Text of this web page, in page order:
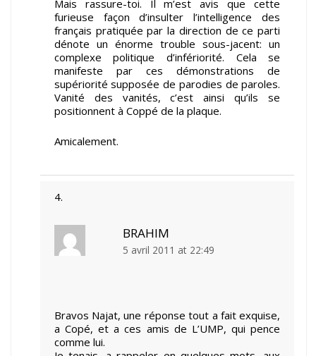
Mais rassure-toi. Il m’est avis que cette
furieuse façon d’insulter l’intelligence des
français pratiquée par la direction de ce parti
dénote un énorme trouble sous-jacent: un
complexe politique d’infériorité. Cela se
manifeste par ces démonstrations de
supériorité supposée de parodies de paroles.
Vanité des vanités, c’est ainsi qu’ils se
positionnent à Coppé de la plaque.
Amicalement.
BRAHIM
5 avril 2011 at 22:49
Bravos Najat, une réponse tout a fait exquise,
a Copé, et a ces amis de L’UMP, qui pence
comme lui.